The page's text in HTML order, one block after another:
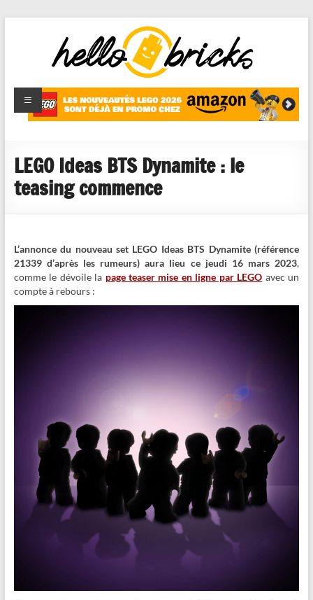
HelloBricks
Blog LEGO,
nouveaut�s
reviews
LEGO Ideas BTS Dynamite : le
teasing commence
L’annonce du nouveau set LEGO Ideas BTS Dynamite (référence
21339 d’après les rumeurs) aura lieu ce jeudi 16 mars 2023,
comme le dévoile la page teaser mise en ligne par LEGO avec un
compte à rebours :